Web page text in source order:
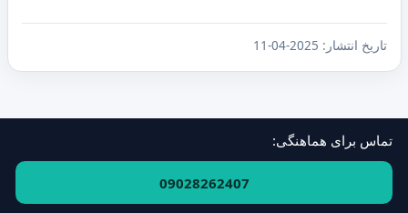
تاریخ انتشار: 2025-04-11
تماس برای هماهنگی:
09028262407
·ارتباط با ما